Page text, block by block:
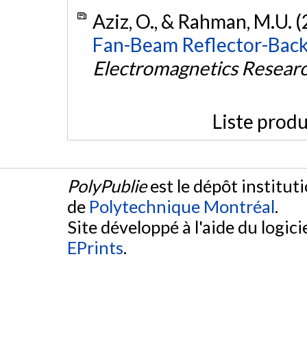
Aziz, O., & Rahman, M.U.
Fan-Beam Reflector-
Electromagnetics
Liste
PolyPublieest le dépôt
de Polytechnique Montréal.
Site développé à l'aide du
EPrints.